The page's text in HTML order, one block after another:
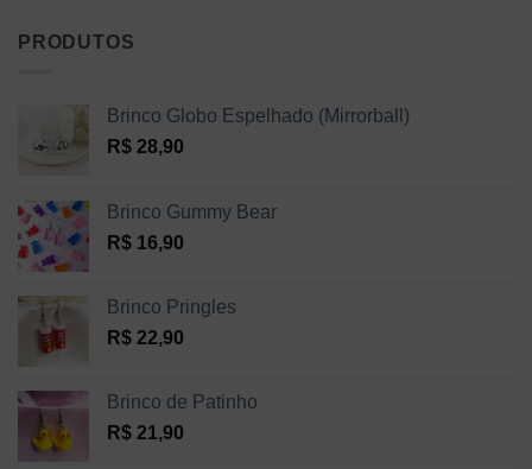
PRODUTOS
Brinco Globo Espelhado (Mirrorball)
R$ 28,90
Brinco Gummy Bear
R$ 16,90
Brinco Pringles
R$ 22,90
Brinco de Patinho
R$ 21,90